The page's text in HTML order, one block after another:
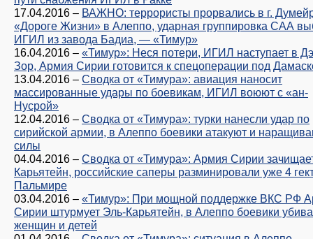
17.04.2016 – ВАЖНО: террористы прорвались в г.
«Дороге Жизни» в Алеппо, ударная группировка САА
ИГИЛ из завода Бадиа, — «Тимур»
16.04.2016 – «Тимур»: Неся потери, ИГИЛ наступает в
Зор, Армия Сирии готовится к спецоперации под
13.04.2016 – Сводка от «Тимура»: авиация наносит
массированные удары по боевикам, ИГИЛ воюют с «ан-
Нусрой»
12.04.2016 – Сводка от «Тимура»: турки нанесли удар по
сирийской армии, в Алеппо боевики атакуют и
силы
04.04.2016 – Сводка от «Тимура»: Армия Сирии
Карьятейн, российские саперы разминировали уже 4
Пальмире
03.04.2016 – «Тимур»: При мощной поддержке ВКС РФ
Сирии штурмует Эль-Карьятейн, в Алеппо боевики
женщин и детей